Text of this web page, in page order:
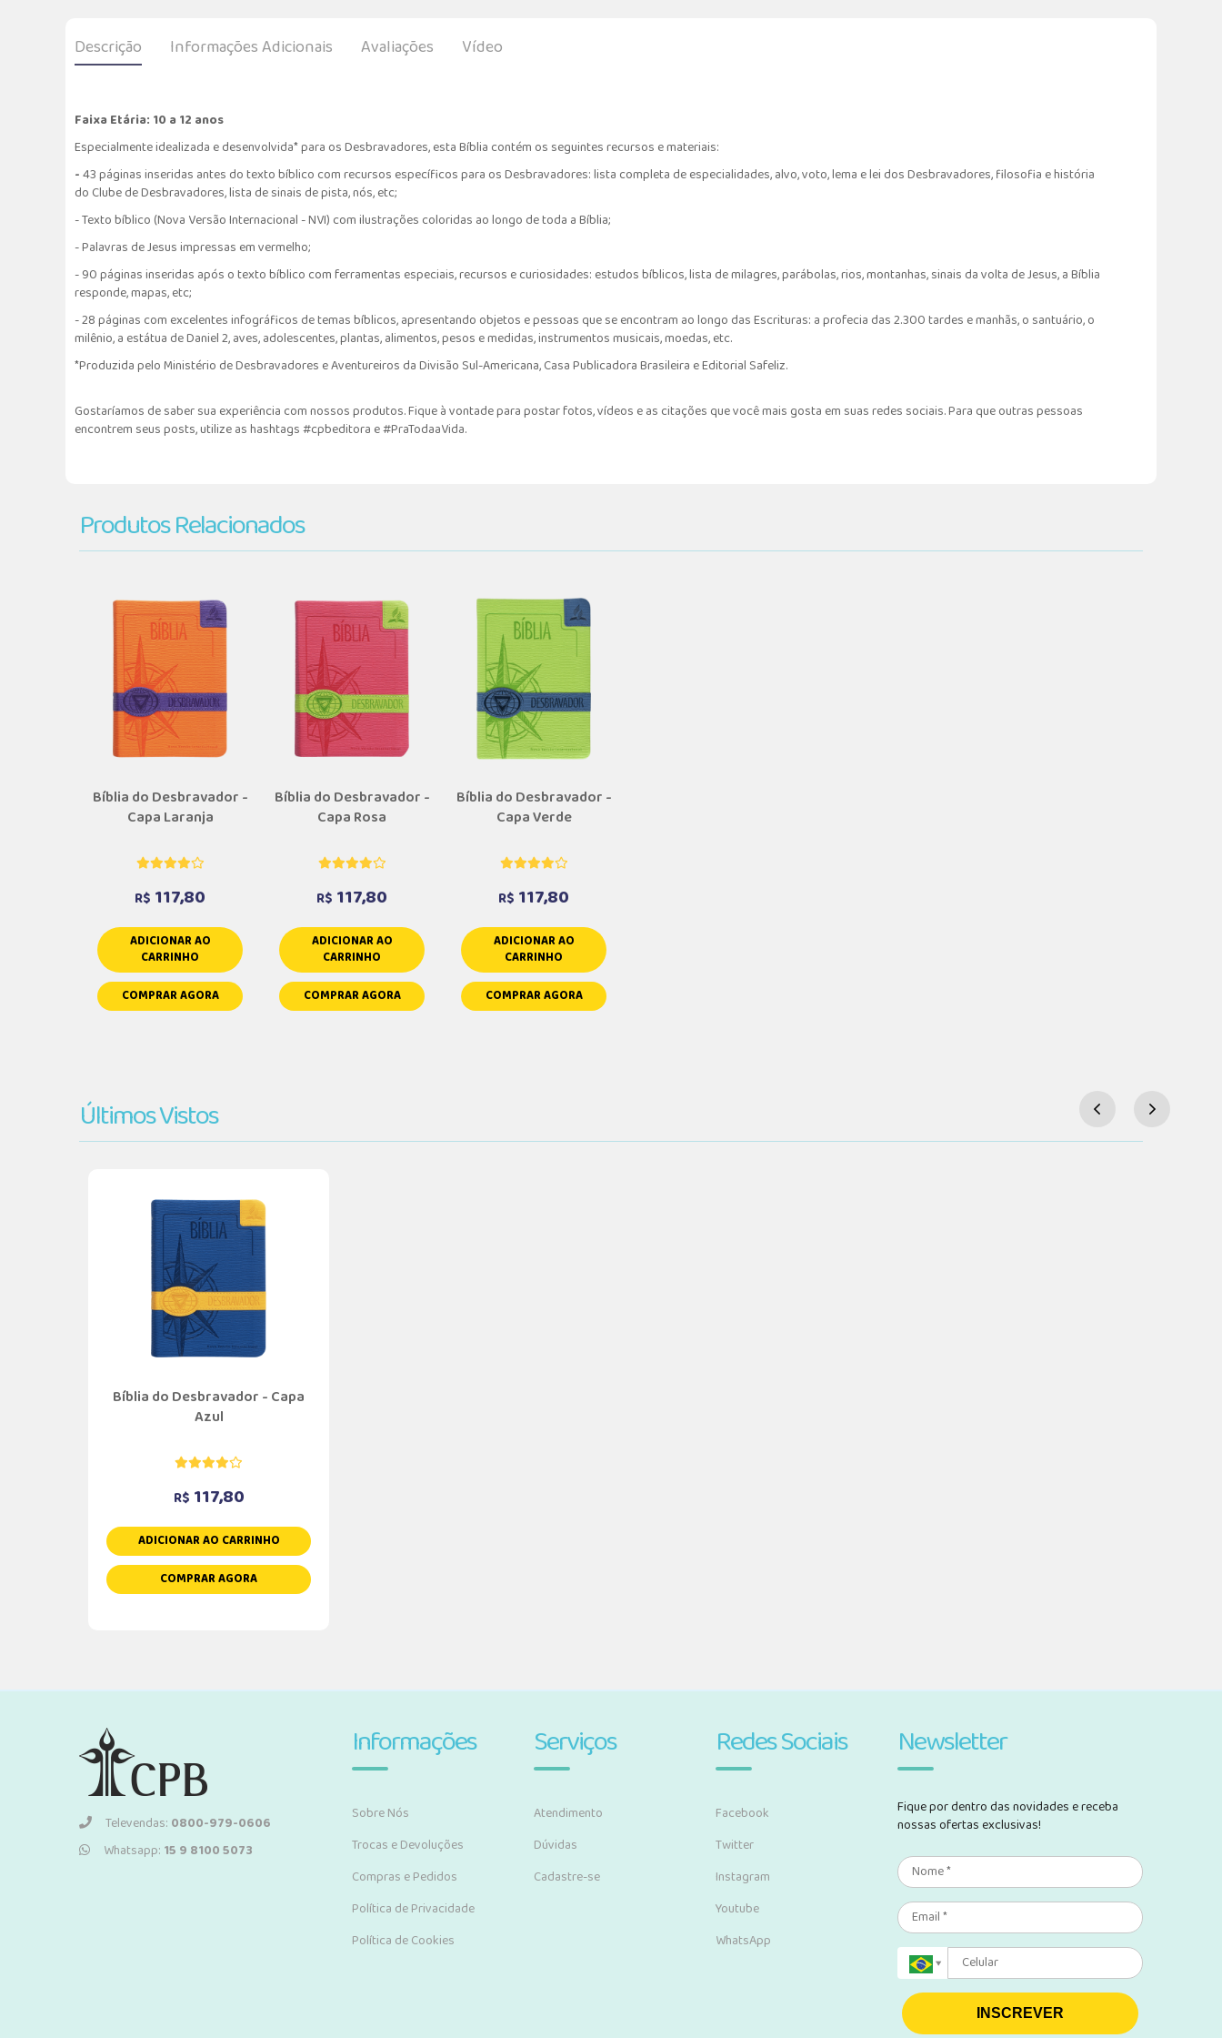
Descrição Informações Adicionais Avaliações Vídeo
Faixa Etária: 10 a 12 anos
Especialmente idealizada e desenvolvida* para os Desbravadores, esta Bíblia contém os seguintes recursos e materiais:
-43 páginas inseridas antes do texto bíblico com recursos específicos para os Desbravadores: lista completa de especialidades, alvo, voto, lema e lei dos Desbravadores, filosofia e história
do Clube de Desbravadores, lista de sinais de pista, nós, etc;
- Texto bíblico (Nova Versão Internacional - NVI) com ilustrações coloridas ao longo de toda a Bíblia;
- Palavras de Jesus impressas em vermelho;
- 90 páginas inseridas após o texto bíblico com ferramentas especiais, recursos e curiosidades: estudos bíblicos, lista de milagres, parábolas, rios, montanhas, sinais da volta de Jesus, a Bíblia
responde, mapas, etc;
- 28 páginas com excelentes infográficos de temas bíblicos, apresentando objetos e pessoas que se encontram ao longo das Escrituras: a profecia das 2.300 tardes e manhãs, o santuário, o
milênio, a estátua de Daniel 2, aves, adolescentes, plantas, alimentos, pesos e medidas, instrumentos musicais, moedas, etc.
*Produzida pelo Ministério de Desbravadores e Aventureiros da Divisão Sul-Americana, Casa Publicadora Brasileira e Editorial Safeliz.
Gostaríamos de saber sua experiência com nossos produtos. Fique à vontade para postar fotos, vídeos e as citações que você mais gosta em suas redes sociais. Para que outras pessoas
encontrem seus posts, utilize as hashtags #cpbeditora e #PraTodaaVida.
Produtos Relacionados
Bíblia do Desbravador -
Capa Laranja
R$ 117,80
ADICIONAR AO
CARRINHO
COMPRAR AGORA
Bíblia do Desbravador -
Capa Rosa
R$ 117,80
ADICIONAR AO
CARRINHO
COMPRAR AGORA
Bíblia do Desbravador -
Capa Verde
R$ 117,80
ADICIONAR AO
CARRINHO
COMPRAR AGORA
Últimos Vistos
Bíblia do Desbravador - Capa
Azul
R$ 117,80
ADICIONAR AO CARRINHO
COMPRAR AGORA
Televendas: 0800-979-0606
Whatsapp: 15 9 8100 5073
Informações
Sobre Nós
Trocas e Devoluções
Compras e Pedidos
Política de Privacidade
Política de Cookies
Serviços
Atendimento
Dúvidas
Cadastre-se
Redes Sociais
Facebook
Twitter
Instagram
Youtube
WhatsApp
Newsletter
Fique por dentro das novidades e receba
nossas ofertas exclusivas!
INSCREVER